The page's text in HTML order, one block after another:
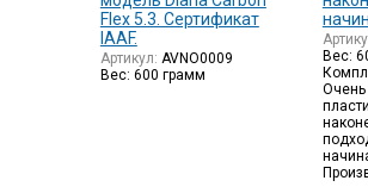
Flex 5.3. Сертификат
IAAF.
Артикул: AVNO0009
Вес: 600 грамм
Вес:
Очень